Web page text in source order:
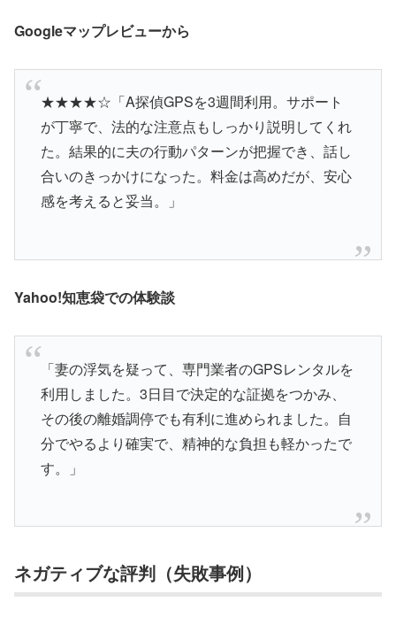
Googleマップレビューから
★★★★☆「A探偵GPSを3週間利用。サポート
が丁寧で、法的な注意点もしっかり説明してくれ
た。結果的に夫の行動パターンが把握でき、話し
合いのきっかけになった。料金は高めだが、安心
感を考えると妥当。」
Yahoo!知恵袋での体験談
「妻の浮気を疑って、専門業者のGPSレンタルを
利用しました。3日目で決定的な証拠をつかみ、
その後の離婚調停でも有利に進められました。自
分でやるより確実で、精神的な負担も軽かったで
す。」
ネガティブな評判（失敗事例）